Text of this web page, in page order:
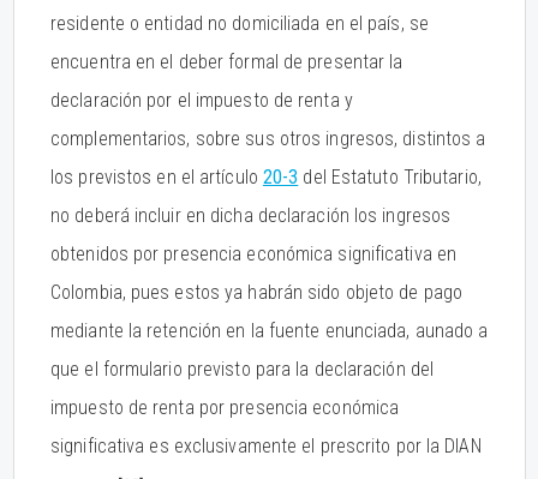
residente o entidad no domiciliada en el país, se
encuentra en el deber formal de presentar la
declaración por el impuesto de renta y
complementarios, sobre sus otros ingresos, distintos a
los previstos en el artículo 20-3 del Estatuto Tributario,
no deberá incluir en dicha declaración los ingresos
obtenidos por presencia económica significativa en
Colombia, pues estos ya habrán sido objeto de pago
mediante la retención en la fuente enunciada, aunado a
que el formulario previsto para la declaración del
impuesto de renta por presencia económica
significativa es exclusivamente el prescrito por la DIAN